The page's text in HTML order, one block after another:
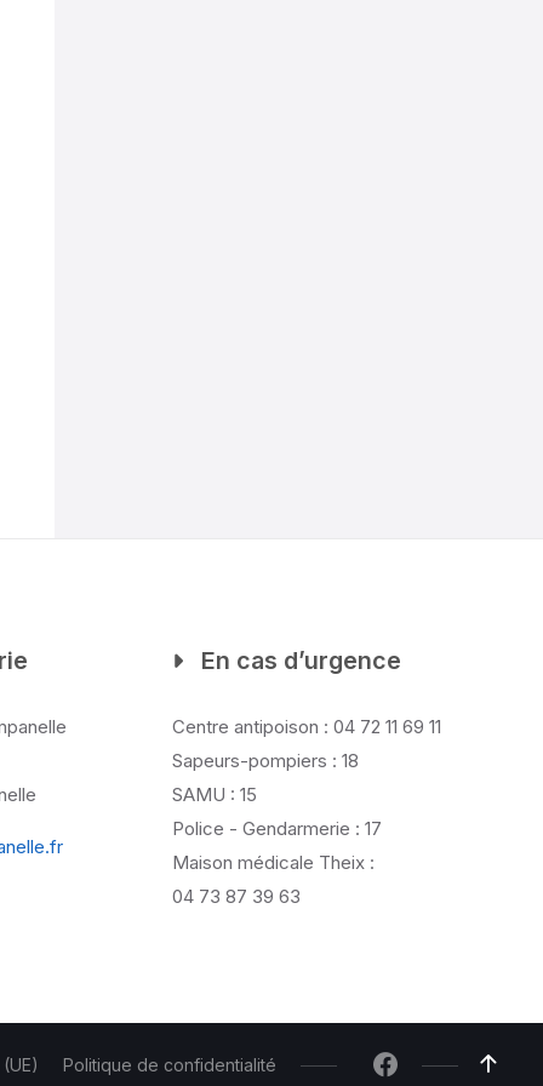
En cas d’urgence
Centre antipoison : 04 72 11 69 11
Sapeurs-pompiers : 18
SAMU : 15
Police - Gendarmerie : 17
Maison médicale Theix :
04 73 87 39 63
Politique de confidentialité